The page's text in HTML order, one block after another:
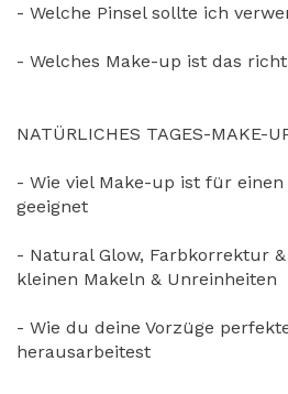
- Welche Pinsel sollte ich
- Welches Make-up ist das
NATÜRLICHES TAGES-MAKE-
- Wie viel Make-up ist für
geeignet
- Natural Glow, Farbkorrektur
kleinen Makeln & Unreinheiten
- Wie du deine Vorzüge
herausarbeitest